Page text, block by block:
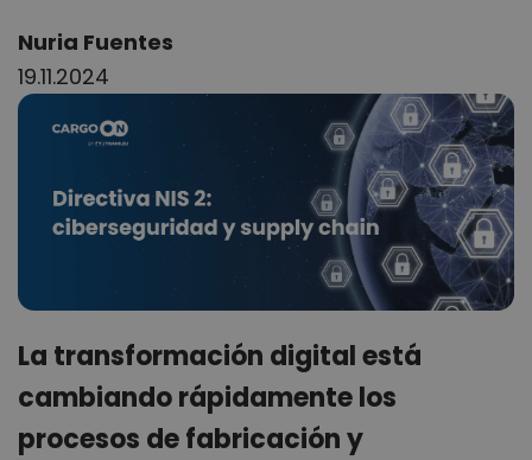
Author:
Nuria Fuentes
19.11.2024
La transformación digital está
cambiando rápidamente los
procesos de fabricación y